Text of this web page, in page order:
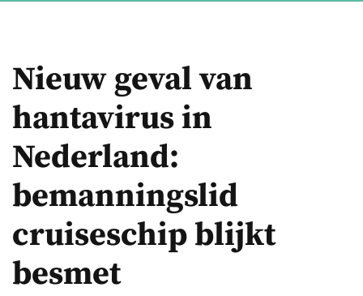
Nieuw geval van
hantavirus in
Nederland:
bemanningslid
cruiseschip blijkt
besmet